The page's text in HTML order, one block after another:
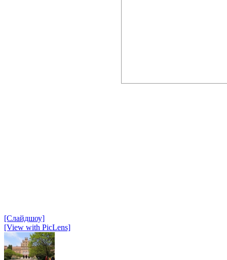
[Слайдшоу]
[View with PicLens]